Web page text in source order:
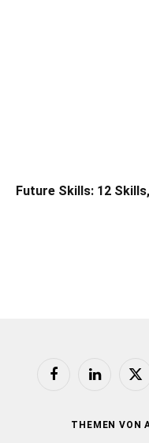
Future Skills: 12
FacebookLinkedIn X
THEMEN VON